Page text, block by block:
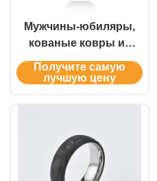
Мужчины-юбиляры,
кованые ковры из
углеродного
волокна, золотые и
Получите самую
лучшую цену